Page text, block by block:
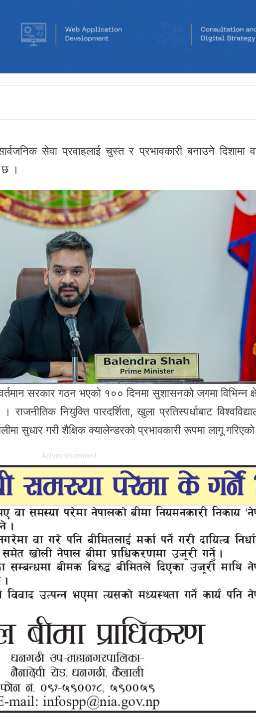
सेवा प्रवाहलाई चुस्त र प्रभावकारी बनाउने दिशामा
छ ।
सरकार गठन भएको १०० दिनमा सुशासनको जगमा विभिन्न
नियुक्ति पारदर्शिता, खुला प्रतिस्पर्धाबाट
सुधार गरी शैक्षिक क्यालेन्डरको प्रभावकारी रूपमा लागू
Advertisement